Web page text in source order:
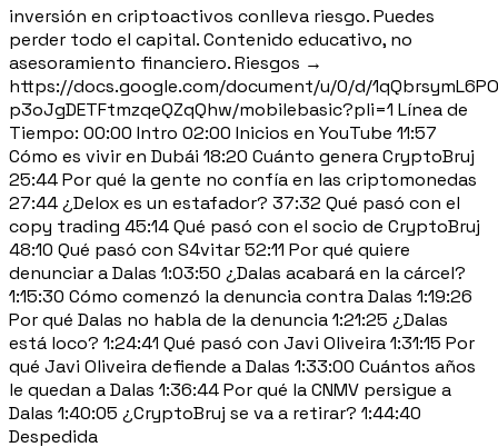
inversión en criptoactivos conlleva riesgo. Puedes
perder todo el capital. Contenido educativo, no
asesoramiento financiero. Riesgos →
https://docs.google.com/document/u/0/d/
p3oJgDETFtmzqeQZqQhw/mobilebasic?pli=1 Línea de
Tiempo: 00:00 Intro 02:00 Inicios en YouTube 11:57
Cómo es vivir en Dubái 18:20 Cuánto genera CryptoBruj
25:44 Por qué la gente no confía en las criptomonedas
27:44 ¿Delox es un estafador? 37:32 Qué pasó con el
copy trading 45:14 Qué pasó con el socio de CryptoBruj
48:10 Qué pasó con S4vitar 52:11 Por qué quiere
denunciar a Dalas 1:03:50 ¿Dalas acabará en la cárcel?
1:15:30 Cómo comenzó la denuncia contra Dalas 1:19:26
Por qué Dalas no habla de la denuncia 1:21:25 ¿Dalas
está loco? 1:24:41 Qué pasó con Javi Oliveira 1:31:15 Por
qué Javi Oliveira defiende a Dalas 1:33:00 Cuántos años
le quedan a Dalas 1:36:44 Por qué la CNMV persigue a
Dalas 1:40:05 ¿CryptoBruj se va a retirar? 1:44:40
Despedida